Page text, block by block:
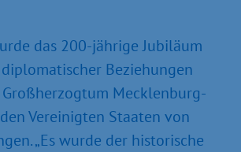
das 200-jährige Jubiläum
Beziehungen
Mecklenburg-
Vereinigten Staaten von
„Es wurde der historische